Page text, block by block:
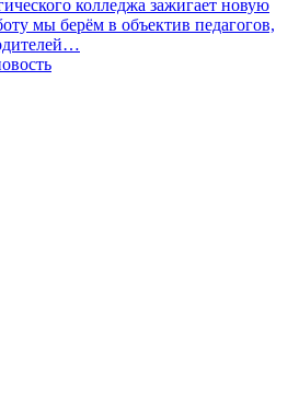
колледжа зажигает новую
мы берём в объектив педагогов,